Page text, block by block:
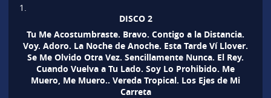
DISCO 2
Tu Me Acostumbraste. Bravo. Contigo a la Distancia.
Voy. Adoro. La Noche de Anoche. Esta Tarde Ví Llover.
Se Me Olvido Otra Vez. Sencillamente Nunca. El Rey.
Cuando Vuelva a Tu Lado. Soy Lo Prohibido. Me
Muero, Me Muero.. Vereda Tropical. Los Ejes de Mi
Carreta